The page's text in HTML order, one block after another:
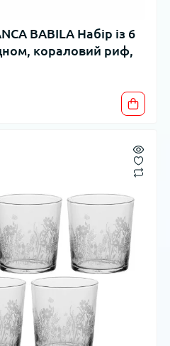
BABILA Набір із 6
кораловий риф,